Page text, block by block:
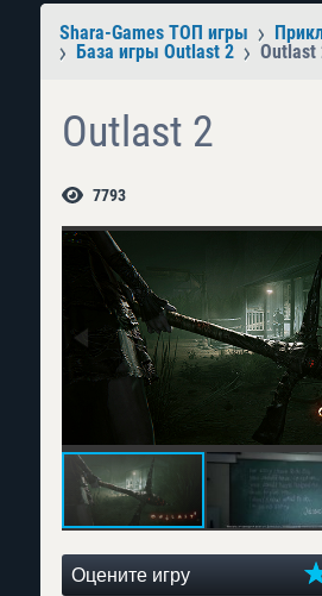
Shara-Games ТОП игры
База игры Outlast 2
Outlast
Outlast 2
7793
Оцените игру